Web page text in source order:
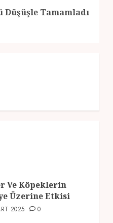
Düşüşle Tamamladı
Ve Köpeklerin
Üzerine Etkisi
2025 0